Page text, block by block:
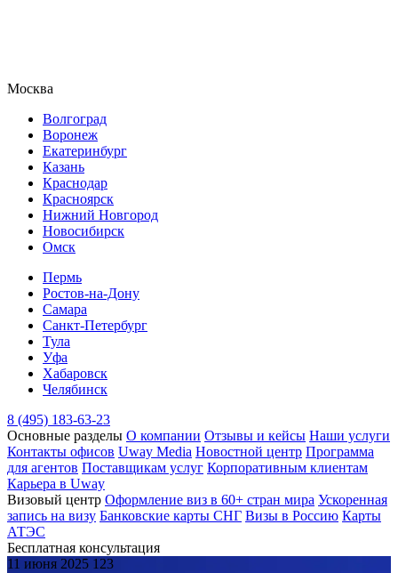
Москва
Волгоград
Воронеж
Екатеринбург
Казань
Краснодар
Красноярск
Нижний Новгород
Новосибирск
Омск
Пермь
Ростов-на-Дону
Самара
Санкт-Петербург
Тула
Уфа
Хабаровск
Челябинск
8 (495) 183-63-23
Основные разделы О компании Отзывы и кейсы Наши услуги
Контакты офисов Uway Media Новостной центр Программа
для агентов Поставщикам услуг Корпоративным клиентам
Карьера в Uway
Визовый центр Оформление виз в 60+ стран мира Ускоренная
запись на визу Банковские карты СНГ Визы в Россию Карты
АТЭС
Бесплатная консультация
11 июня 2025 123